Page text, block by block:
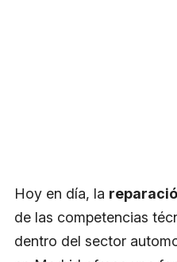
Hoy en día, la
de las competencias
dentro del sector